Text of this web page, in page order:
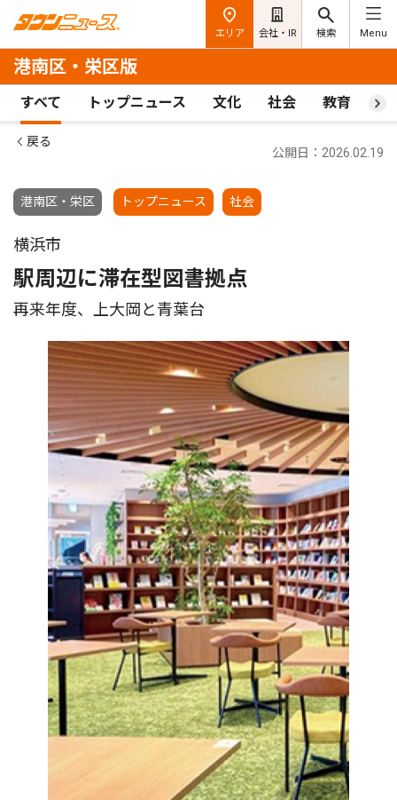
エリア 会社・IR 検索 Menu
港南区・栄区版
すべて トップニュース 文化 社会 教育 ス
戻る
港南区・栄区 トップニュース 社会
公開日：2026.02.19
横浜市
駅周辺に滞在型図書拠点
再来年度、上大岡と青葉台